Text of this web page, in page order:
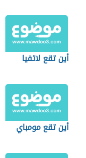
أين تقع لاتفيا
أين تقع مومباي